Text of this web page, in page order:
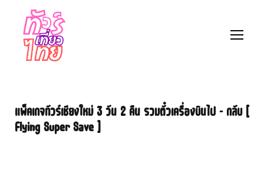
แพ็คเกจทัวร์เชียงใหม่ 3 วัน 2 คืน รวมตั๋วเครื่องบินไป – กลับ [
Flying Super Save ]